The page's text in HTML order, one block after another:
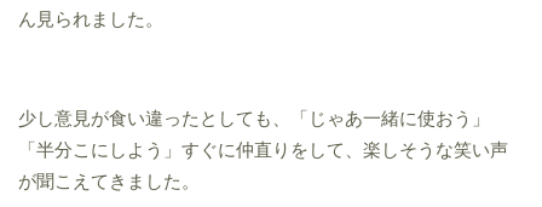
ん見られました。
少し意見が食い違ったとしても、「じゃあ一緒に使おう」
「半分こにしよう」すぐに仲直りをして、楽しそうな笑い声
が聞こえてきました。